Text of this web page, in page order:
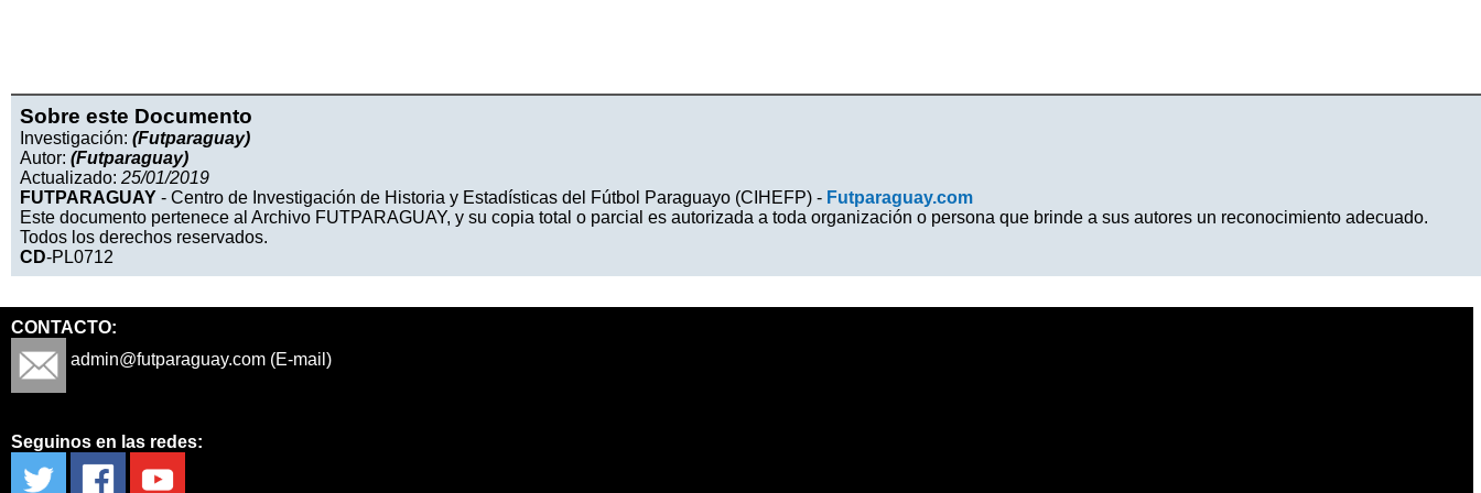
Sobre este Documento
Investigación: (Futparaguay)
Autor: (Futparaguay)
Actualizado: 25/01/2019
FUTPARAGUAY - Centro de Investigación de Historia y Estadísticas del Fútbol Paraguayo (CIHEFP) - Futparaguay.com
Este documento pertenece al Archivo FUTPARAGUAY, y su copia total o parcial es autorizada a toda organización o persona que brinde a sus autores un reconocimiento adecuado.
Todos los derechos reservados.
CD-PL0712
CONTACTO:
admin@futparaguay.com (E-mail)
Seguinos en las redes: